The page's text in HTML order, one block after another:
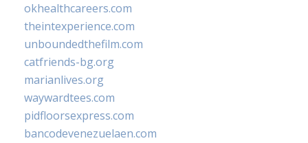
okhealthcareers.com
theintexperience.com
unboundedthefilm.com
catfriends-bg.org
marianlives.org
waywardtees.com
pidfloorsexpress.com
bancodevenezuelaen.com